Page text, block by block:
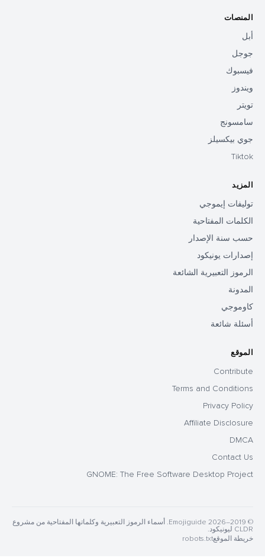
المنصات
أبل
جوجل
فيسبوك
ويندوز
تويتر
سامسونج
جوي بيكسيلز
Tiktok
المزيد
توليفات إيموجي
الكلمات المفتاحية
حسب سنة الإصدار
إصدارات يونيكود
الرموز التعبيرية الشائعة
المدونة
كاوموجي
أسئلة شائعة
الموقع
Contribute
Terms and Conditions
Privacy Policy
Affiliate Disclosure
DMCA
Contact Us
GNOME: The Free Software Desktop Project
© 2019–2026 Emojiguide. أسماء الرموز التعبيرية وكلماتها المفتاحية من مشروع
CLDR ليونيكود.
خريطة الموقعrobots.txt